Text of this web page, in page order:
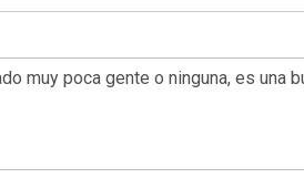
muy poca gente o ninguna, es una